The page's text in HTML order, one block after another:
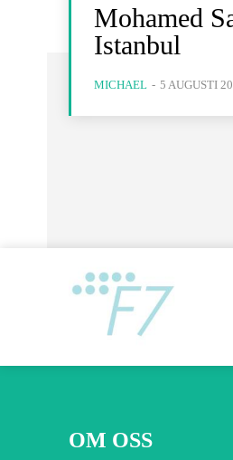
Mohamed
Istanbul
MICHAEL - 5 AUGUSTI
OM OSS